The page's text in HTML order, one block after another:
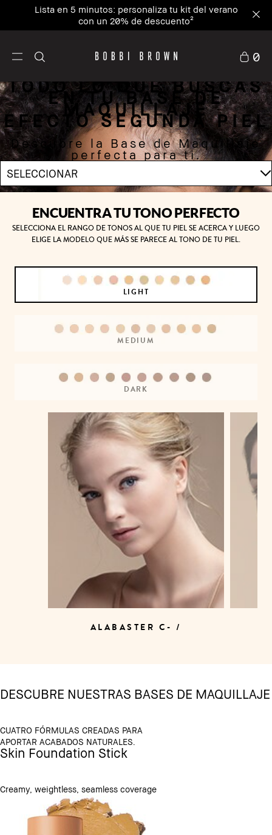
Lista en 5 minutos: personaliza tu kit del verano
con un 20% de descuento²
0
TODO LO QUE BUSCAS
EN TU BASE DE
MAQUILLAJE
EFECTO SEGUNDA PIEL
Descubre la Base de Maquillaje
perfecta para ti.
ENCUENTRA TU TONO PERFECTO
SELECCIONA EL RANGO DE TONOS AL QUE TU PIEL SE ACERCA Y LUEGO
ELIGE LA MODELO QUE MÁS SE PARECE AL TONO DE TU PIEL.
LIGHT
MEDIUM
DARK
ALABASTER C- /
DESCUBRE NUESTRAS BASES DE MAQUILLAJE
CUATRO FÓRMULAS CREADAS PARA
APORTAR ACABADOS NATURALES.
Skin Foundation Stick
Creamy, weightless, seamless coverage